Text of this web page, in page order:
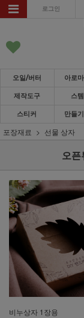
로그인
오일/버터 아로
제작도구 스
스티커 만들
포장재료 선물 상자
오
비누상자 1장용